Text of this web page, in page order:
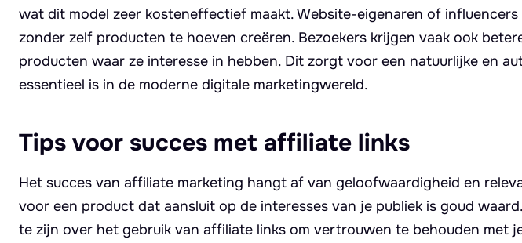
wat dit model zeer kosteneffectief maakt. Website-eigenaren of
zonder zelf producten te hoeven creëren. Bezoekers krijgen vaak ook
producten waar ze interesse in hebben. Dit zorgt voor een natuurlijke en
essentieel is in de moderne digitale marketingwereld.
Tips voor succes met affiliate links
Het succes van affiliate marketing hangt af van geloofwaardigheid en
voor een product dat aansluit op de interesses van je publiek is goud
te zijn over het gebruik van affiliate links om vertrouwen te behouden met